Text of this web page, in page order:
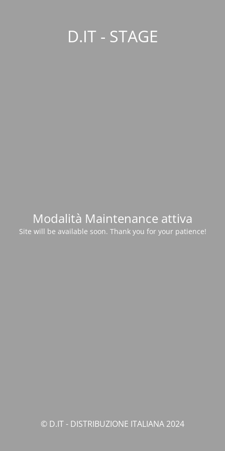
D.IT - STAGE
Modalità Maintenance attiva
Site will be available soon. Thank you for your patience!
© D.IT - DISTRIBUZIONE ITALIANA 2024